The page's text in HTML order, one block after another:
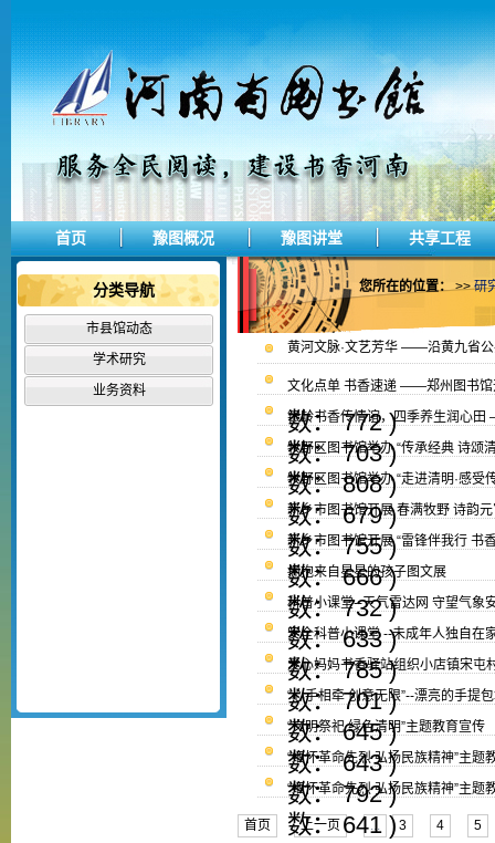
首页 豫图概况 豫图讲堂 共享工程
分类导航
市县馆动态
学术研究
业务资料
您所在的位置：>>研
黄河文脉·文艺芳华 ——沿黄九省
文化点单 书香速递 ——郑州图书馆
数： 772 )
银龄书香传情谊，四季养生润心田
活动
数： 703 )
牧野区图书馆举办 “传承经典 诗颂
数： 808 )
牧野区图书馆举办 “走进清明·感受
数： 679 )
新乡市图书馆开展 春满牧野 诗韵
数： 755 )
新乡市图书馆开展 “雷锋伴我行 书
数： 666 )
拥抱来自星星的孩子图文展
数： 732 )
科普小课堂--天气雷达网 守望气象
数： 633 )
安全科普小课堂 --未成年人独自在
数： 785 )
爱心妈妈书香驿站组织小店镇宋屯
数： 701 )
“心手相牵 创意无限”--漂亮的手提
数： 645 )
“文明祭祀 绿色清明”主题教育宣传
数： 643 )
“缅怀革命先烈 弘扬民族精神”主题
数： 792 )
“缅怀革命先烈 弘扬民族精神”主题
数： 641 )
首页 上一页 ... 3 4 5